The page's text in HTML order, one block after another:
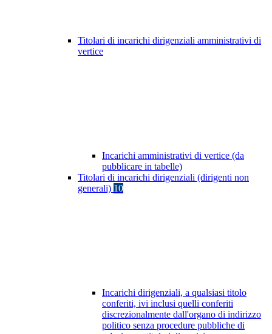
Titolari di incarichi dirigenziali amministrativi di
vertice
Incarichi amministrativi di vertice (da
pubblicare in tabelle)
Titolari di incarichi dirigenziali (dirigenti non
generali) 10
Incarichi dirigenziali, a qualsiasi titolo
conferiti, ivi inclusi quelli conferiti
discrezionalmente dall'organo di indirizzo
politico senza procedure pubbliche di